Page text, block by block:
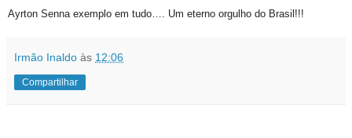
Ayrton Senna exemplo em tudo…. Um eterno orgulho do Brasil!!!
Irmão Inaldo às 12:06
Compartilhar